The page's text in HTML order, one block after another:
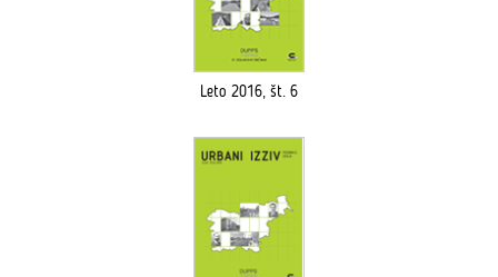
Leto 2016, št. 6